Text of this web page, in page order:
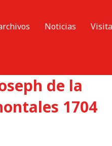
Noticias
de la
1704